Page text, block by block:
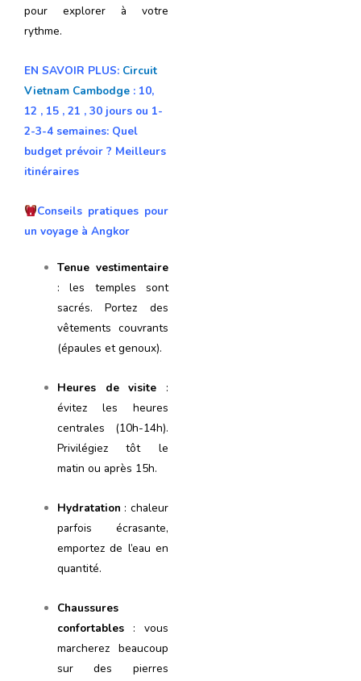
pour explorer à votre
rythme.
EN SAVOIR PLUS: Circuit
Vietnam Cambodge : 10,
12 , 15 , 21 , 30 jours ou 1-
2-3-4 semaines: Quel
budget prévoir ? Meilleurs
itinéraires
Conseils pratiques pour
un voyage à Angkor
Tenue vestimentaire
: les temples sont
sacrés. Portez des
vêtements couvrants
(épaules et genoux).
Heures de visite :
évitez les heures
centrales (10h-14h).
Privilégiez tôt le
matin ou après 15h.
Hydratation : chaleur
parfois écrasante,
emportez de l’eau en
quantité.
Chaussures
confortables : vous
marcherez beaucoup
sur des pierres